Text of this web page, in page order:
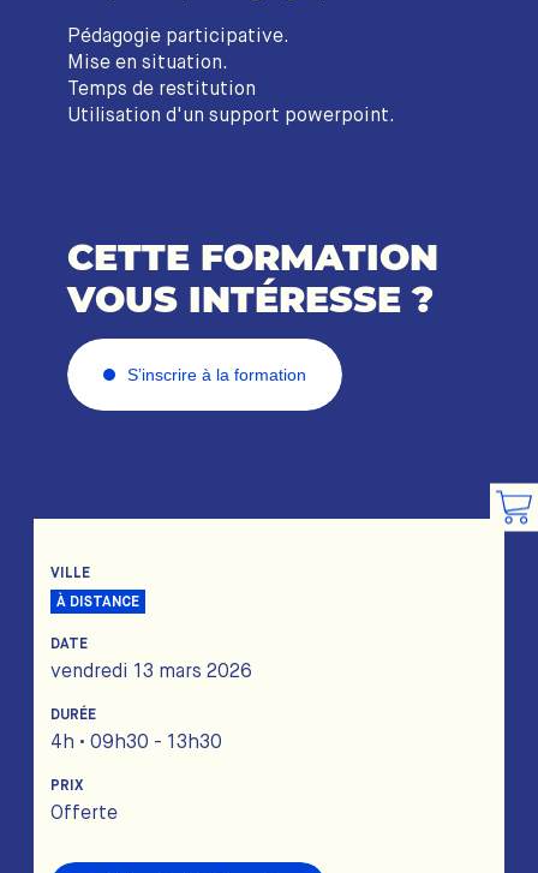
Pédagogie participative.
Mise en situation.
Temps de restitution
Utilisation d'un support powerpoint.
CETTE FORMATION
VOUS INTÉRESSE ?
S’inscrire à la formation
VILLE
À DISTANCE
DATE
vendredi 13 mars 2026
DURÉE
4h • 09h30 - 13h30
PRIX
Offerte